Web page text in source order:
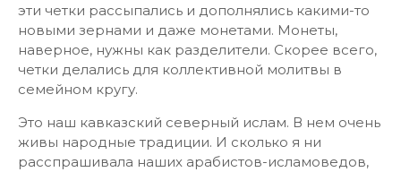
эти четки рассыпались и дополнялись какими-то
новыми зернами и даже монетами. Монеты,
наверное, нужны как разделители. Скорее всего,
четки делались для коллективной молитвы в
семейном кругу.
Это наш кавказский северный ислам. В нем очень
живы народные традиции. И сколько я ни
расспрашивала наших арабистов-исламоведов,